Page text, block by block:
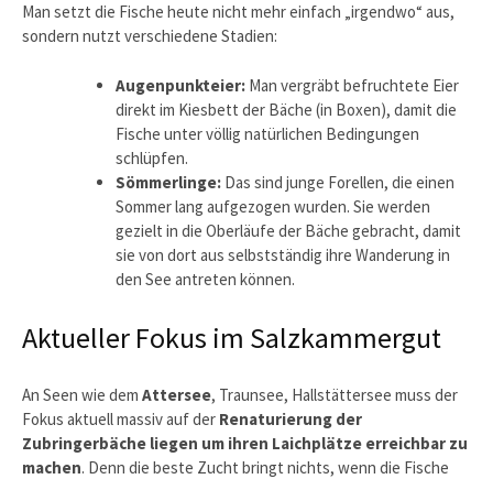
Man setzt die Fische heute nicht mehr einfach „irgendwo“ aus,
sondern nutzt verschiedene Stadien:
Augenpunkteier: Man vergräbt befruchtete Eier
direkt im Kiesbett der Bäche (in Boxen), damit die
Fische unter völlig natürlichen Bedingungen
schlüpfen.
Sömmerlinge: Das sind junge Forellen, die einen
Sommer lang aufgezogen wurden. Sie werden
gezielt in die Oberläufe der Bäche gebracht, damit
sie von dort aus selbstständig ihre Wanderung in
den See antreten können.
Aktueller Fokus im Salzkammergut
An Seen wie dem Attersee, Traunsee, Hallstättersee muss der
Fokus aktuell massiv auf der Renaturierung der
Zubringerbäche liegen um ihren Laichplätze erreichbar zu
machen. Denn die beste Zucht bringt nichts, wenn die Fische